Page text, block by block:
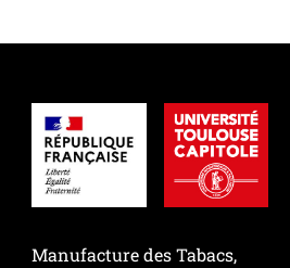
Manufacture des Tabacs,